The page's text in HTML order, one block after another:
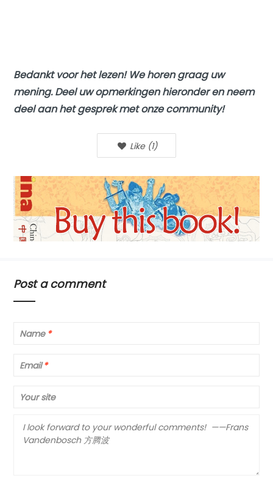
Bedankt voor het lezen! We horen graag uw
mening. Deel uw opmerkingen hieronder en neem
deel aan het gesprek met onze community!
Like (1)
Post a comment
Name *
Email *
Your site